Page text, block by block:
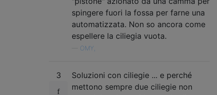
spingere fuori la fossa per farne una
automatizzata. Non so ancora come
espellere la ciliegia vuota.
OMY,
3
Soluzioni con ciliegie ... e perché
mettono sempre due ciliegie non